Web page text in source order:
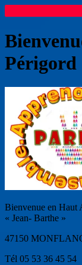
Périgord
Bienvenue en Haut
« Jean- Barthe »
47150
Tél 05 53 36 45 54